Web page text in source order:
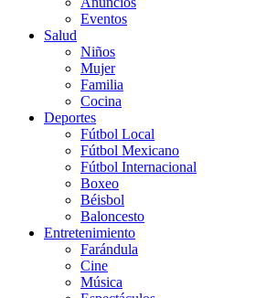
Eventos
Salud
Niños
Mujer
Familia
Cocina
Deportes
Fútbol Local
Fútbol Mexicano
Fútbol Internacional
Boxeo
Béisbol
Baloncesto
Entretenimiento
Farándula
Cine
Música